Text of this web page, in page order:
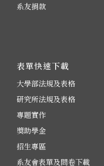
系友捐款
表單快速下載
大學部法規及表格
研究所法規及表格
專題實作
獎助學金
招生專區
系友會表單及問卷下載